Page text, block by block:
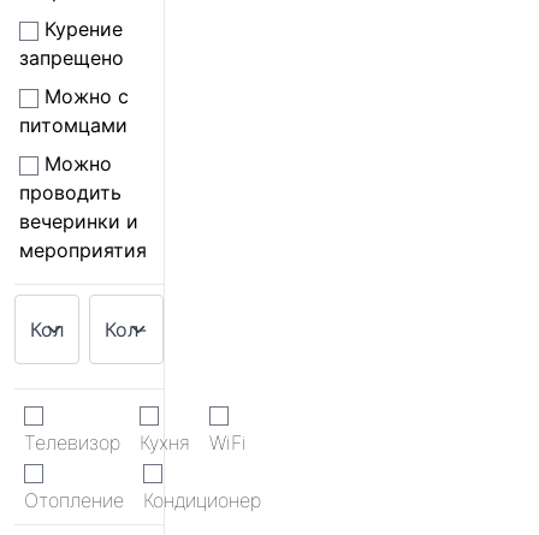
Курение
запрещено
Можно с
питомцами
Можно
проводить
вечеринки и
мероприятия
Телевизор Кухня WiFi
Отопление Кондиционер